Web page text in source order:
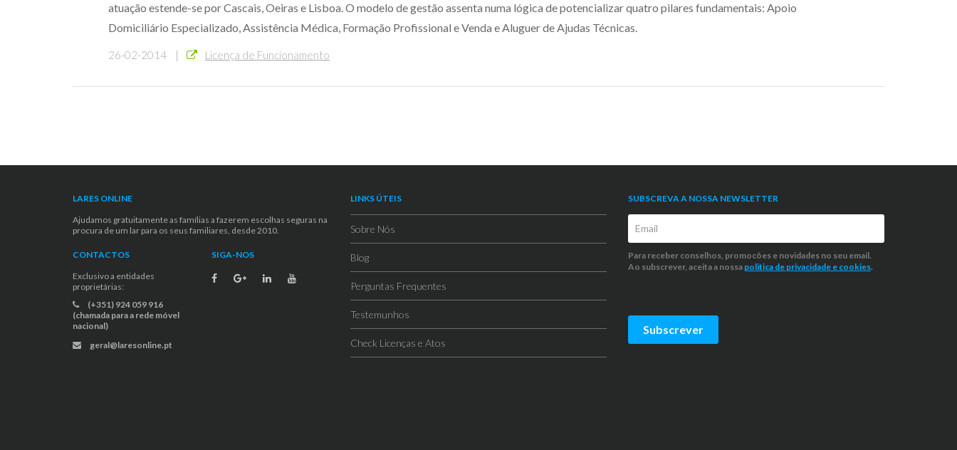
atuação estende-se por Cascais, Oeiras e Lisboa. O modelo de gestão assenta numa lógica de potencializar quatro pilares fundamentais: Apoio
Domiciliário Especializado, Assistência Médica, Formação Profissional e Venda e Aluguer de Ajudas Técnicas.
26-02-2014 | Licença de Funcionamento
LARES ONLINE
Ajudamos gratuitamente as famílias a fazerem escolhas seguras na
procura de um lar para os seus familiares, desde 2010.
CONTACTOS
Exclusivo a entidades
proprietárias:
(+351) 924 059 916
(chamada para a rede móvel
nacional)
geral@laresonline.pt
SIGA-NOS
LINKS ÚTEIS
Sobre Nós
Blog
Perguntas Frequentes
Testemunhos
Check Licenças e Atos
SUBSCREVA A NOSSA NEWSLETTER
Para receber conselhos, promocões e novidades no seu email.
Ao subscrever, aceita a nossa politica de privacidade e cookies.
Subscrever